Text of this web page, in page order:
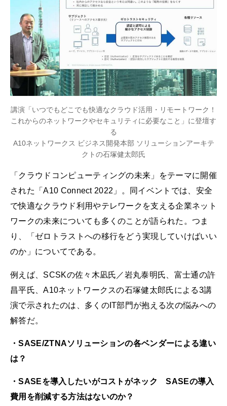
講演「いつでもどこでも快適なクラウド活用・リモートワーク！
これからのネットワークやセキュリティに必要なこと」に登壇す
る
A10ネットワークス ビジネス開発本部 ソリューションアーキテ
クトの石塚健太郎氏
「クラウドコンピューティングの未来」をテーマに開催
された「A10 Connect 2022」。同イベントでは、安全
で快適なクラウド利用やテレワークを支える企業ネット
ワークの未来についても多くのことが語られた。つま
り、「ゼロトラストへの移行をどう実現していけばいい
のか」についてである。
例えば、SCSKの佐々木凪氏／岩丸泰明氏、富士通の許
昌平氏、A10ネットワークスの石塚健太郎氏による3講
演で示されたのは、多くのIT部門が抱える次の悩みへの
解答だ。
・SASE/ZTNAソリューションの各ベンダーによる違い
は？
・SASEを導入したいがコストがネック SASEの導入
費用を削減する方法はないのか？